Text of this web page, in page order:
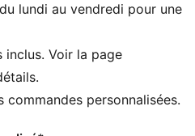
lundi au vendredi pour une
inclus. Voir la page
personnalisées.